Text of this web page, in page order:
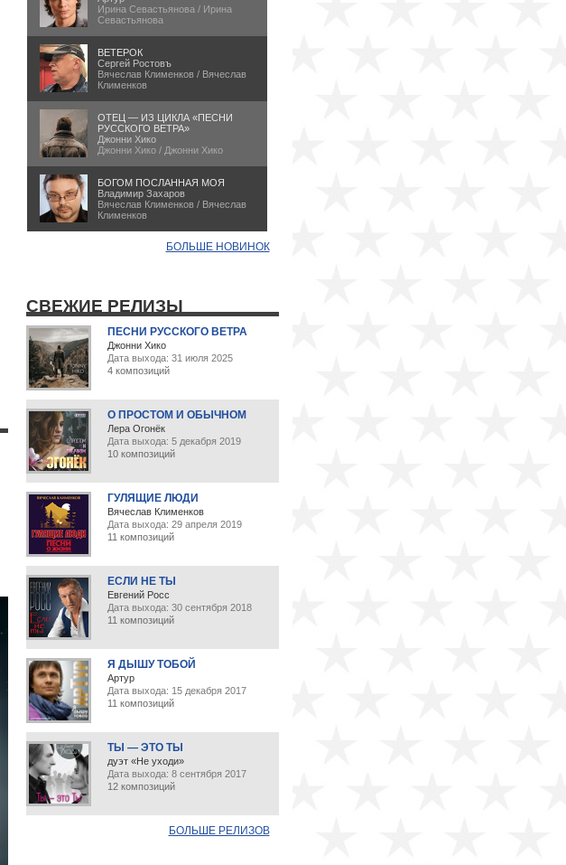
Ирина Севастьянова / Ирина
Севастьянова
ВЕТЕРОК
Сергей Ростовъ
Вячеслав Клименков / Вячеслав
Клименков
ОТЕЦ — ИЗ ЦИКЛА «ПЕСНИ
РУССКОГО ВЕТРА»
Джонни Хико
Джонни Хико / Джонни Хико
БОГОМ ПОСЛАННАЯ МОЯ
Владимир Захаров
Вячеслав Клименков / Вячеслав
Клименков
БОЛЬШЕ НОВИНОК
СВЕЖИЕ РЕЛИЗЫ
ПЕСНИ РУССКОГО ВЕТРА
Джонни Хико
Дата выхода: 31 июля 2025
4 композиций
О ПРОСТОМ И ОБЫЧНОМ
Лера Огонёк
Дата выхода: 5 декабря 2019
10 композиций
ГУЛЯЩИЕ ЛЮДИ
Вячеслав Клименков
Дата выхода: 29 апреля 2019
11 композиций
ЕСЛИ НЕ ТЫ
Евгений Росс
Дата выхода: 30 сентября 2018
11 композиций
Я ДЫШУ ТОБОЙ
Артур
Дата выхода: 15 декабря 2017
11 композиций
ТЫ — ЭТО ТЫ
дуэт «Не уходи»
Дата выхода: 8 сентября 2017
12 композиций
БОЛЬШЕ РЕЛИЗОВ